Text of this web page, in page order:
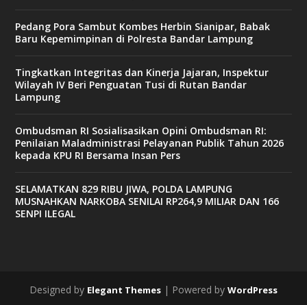
Pedang Pora Sambut Kombes Herbin Sianipar, Babak
Baru Kepemimpinan di Polresta Bandar Lampung
Tingkatkan Integritas dan Kinerja Jajaran, Inspektur
Wilayah IV Beri Penguatan Tusi di Rutan Bandar
Lampung
Ombudsman RI Sosialisasikan Opini Ombudsman RI:
Penilaian Maladministrasi Pelayanan Publik Tahun 2026
kepada KPU RI Bersama Insan Pers
SELAMATKAN 829 RIBU JIWA, POLDA LAMPUNG
MUSNAHKAN NARKOBA SENILAI RP264,9 MILIAR DAN 166
SENPI ILEGAL
Designed by Elegant Themes | Powered by WordPress